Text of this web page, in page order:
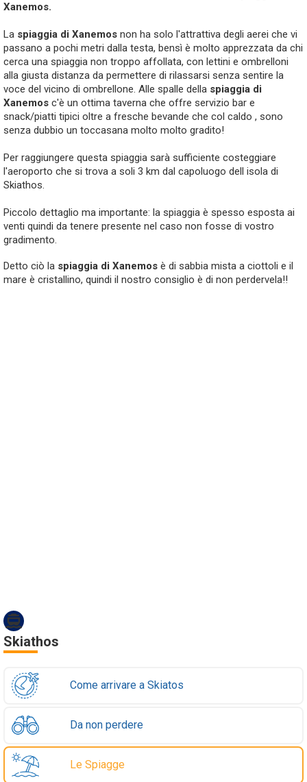
Xanemos.
La spiaggia di Xanemos non ha solo l'attrattiva degli aerei che vi
passano a pochi metri dalla testa, bensì è molto apprezzata da chi
cerca una spiaggia non troppo affollata, con lettini e ombrelloni
alla giusta distanza da permettere di rilassarsi senza sentire la
voce del vicino di ombrellone. Alle spalle della spiaggia di
Xanemos c'è un ottima taverna che offre servizio bar e
snack/piatti tipici oltre a fresche bevande che col caldo , sono
senza dubbio un toccasana molto molto gradito!
Per raggiungere questa spiaggia sarà sufficiente costeggiare
l'aeroporto che si trova a soli 3 km dal capoluogo dell isola di
Skiathos.
Piccolo dettaglio ma importante: la spiaggia è spesso esposta ai
venti quindi da tenere presente nel caso non fosse di vostro
gradimento.
Detto ciò la spiaggia di Xanemos è di sabbia mista a ciottoli e il
mare è cristallino, quindi il nostro consiglio è di non perdervela!!
Skiathos
Come arrivare a Skiatos
Da non perdere
Le Spiagge